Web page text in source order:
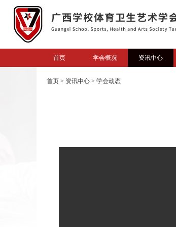
首页 学会概况 资讯中心
首页 > 资讯中心 > 学会动态